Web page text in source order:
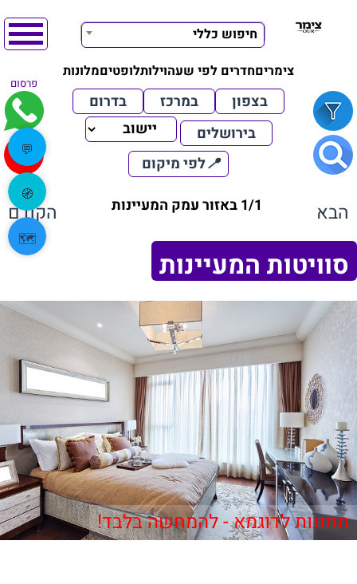
חיפוש כללי
צימריםחדרים לפי שעהוילותלופטיםמלונות
פרסום
בצפון במרכז
בדרום
בירושלים
📍לפי מיקום
הבא 1/1 באזור עמק המעיינות הקודם
סוויטות המעיינות
תמונות לדוגמא - להמחשה בלבד!
💬
🧭
🗺️